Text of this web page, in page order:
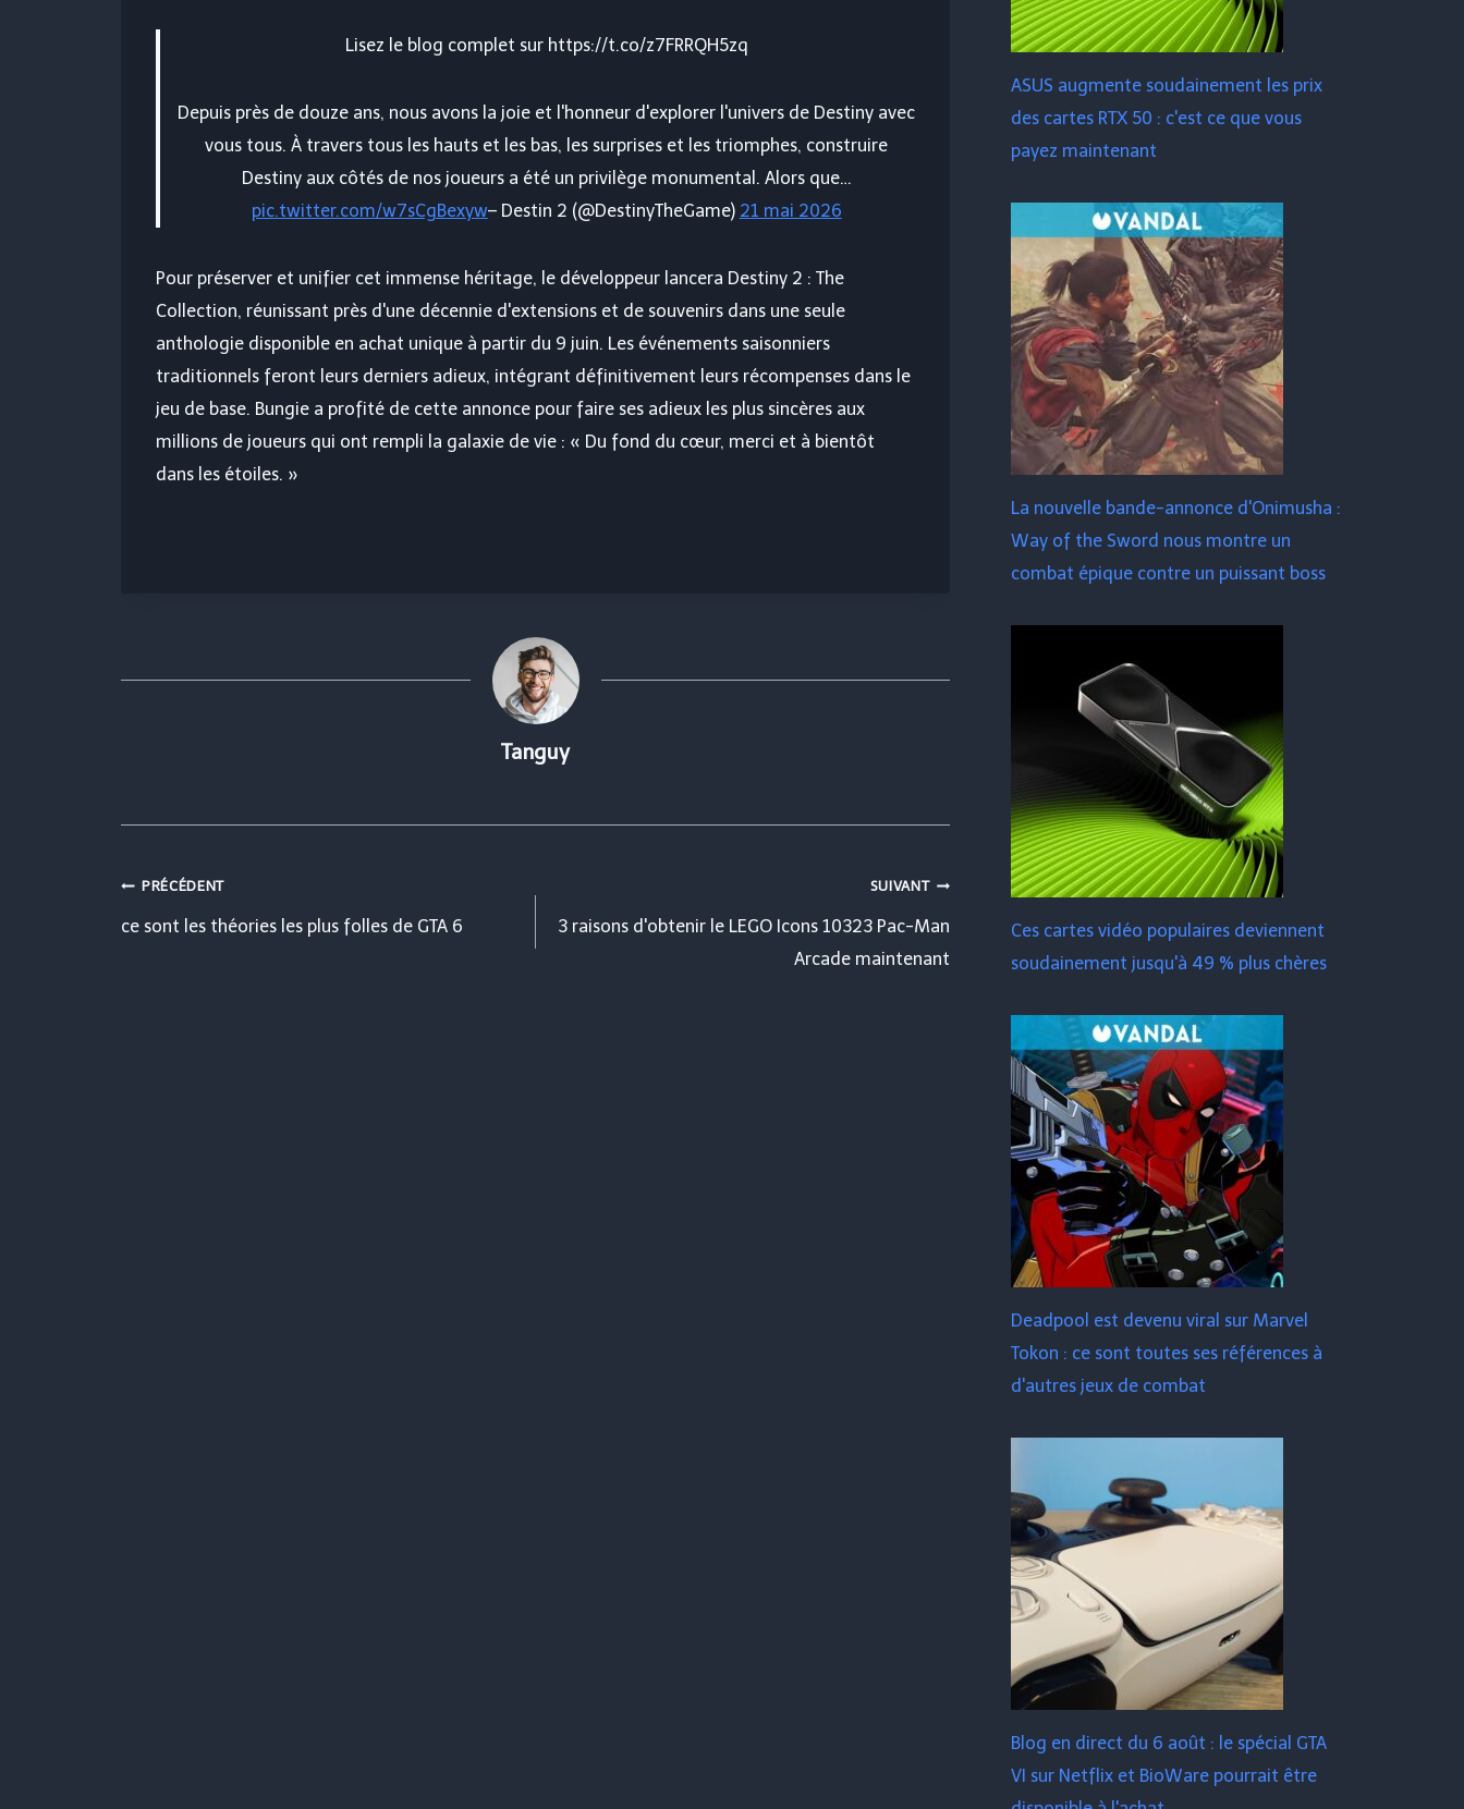
Lisez le blog complet sur https://t.co/z7FRRQH5zq
Depuis près de douze ans, nous avons la joie et l'honneur d'explorer l'univers de Destiny avec
vous tous. À travers tous les hauts et les bas, les surprises et les triomphes, construire
Destiny aux côtés de nos joueurs a été un privilège monumental. Alors que…
pic.twitter.com/w7sCgBexyw– Destin 2 (@DestinyTheGame) 21 mai 2026
Pour préserver et unifier cet immense héritage, le développeur lancera Destiny 2 : The
Collection, réunissant près d'une décennie d'extensions et de souvenirs dans une seule
anthologie disponible en achat unique à partir du 9 juin. Les événements saisonniers
traditionnels feront leurs derniers adieux, intégrant définitivement leurs récompenses dans le
jeu de base. Bungie a profité de cette annonce pour faire ses adieux les plus sincères aux
millions de joueurs qui ont rempli la galaxie de vie : « Du fond du cœur, merci et à bientôt
dans les étoiles. »
Tanguy
Navigation
PRÉCÉDENT
ce sont les théories les plus folles de GTA 6
SUIVANT
3 raisons d'obtenir le LEGO Icons 10323 Pac-Man
Arcade maintenant
ASUS augmente soudainement les prix
des cartes RTX 50 : c'est ce que vous
payez maintenant
La nouvelle bande-annonce d'Onimusha :
Way of the Sword nous montre un
combat épique contre un puissant boss
Ces cartes vidéo populaires deviennent
soudainement jusqu'à 49 % plus chères
Deadpool est devenu viral sur Marvel
Tokon : ce sont toutes ses références à
d'autres jeux de combat
Blog en direct du 6 août : le spécial GTA
VI sur Netflix et BioWare pourrait être